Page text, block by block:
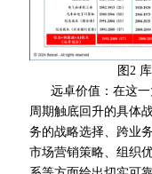
图2
远卓价值：在这
周期触底回升的具体
务的战略选择、跨业
市场营销策略、组织